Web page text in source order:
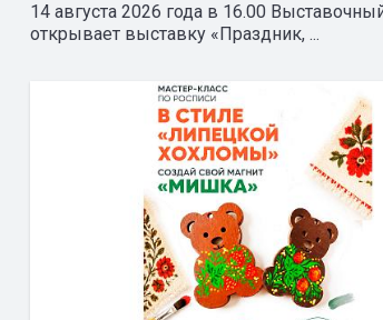
14 августа 2026 года в 16.00
открывает выставку «Праздник, ...